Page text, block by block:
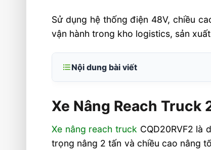
Sử dụng hệ thống điện 48V, chiều
vận hành trong kho logistics, sản
Nội dung bài viết
Lái
Thiết kế tối ưu cho lối đi hẹp
Xe Nâng Reach Truck
Xe nâng reach truck CQD20RVF2 là
trọng nâng 2 tấn và chiều cao nâng